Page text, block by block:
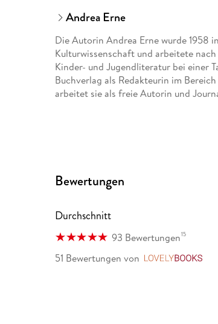
Andrea Erne
Die Autorin Andrea Erne wurde 1958
Kulturwissenschaft und arbeitete
Kinder- und Jugendliteratur bei einer
Buchverlag als Redakteurin im
arbeitet sie als freie Autorin und
Bewertungen
Durchschnitt
93 Bewertungen15
51 Bewertungen von